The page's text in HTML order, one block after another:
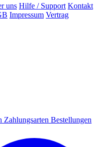
uns Hilfe / Support Kontakt
Impressum Vertrag
Zahlungsarten Bestellungen